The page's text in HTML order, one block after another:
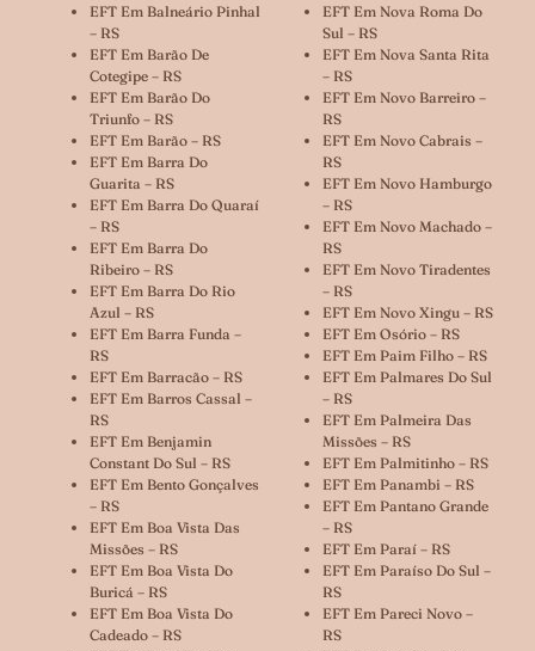
EFT Em Balneário Pinhal
– RS
EFT Em Barão De
Cotegipe – RS
EFT Em Barão Do
Triunfo – RS
EFT Em Barão – RS
EFT Em Barra Do
Guarita – RS
EFT Em Barra Do Quaraí
– RS
EFT Em Barra Do
Ribeiro – RS
EFT Em Barra Do Rio
Azul – RS
EFT Em Barra Funda –
RS
EFT Em Barracão – RS
EFT Em Barros Cassal –
RS
EFT Em Benjamin
Constant Do Sul – RS
EFT Em Bento Gonçalves
– RS
EFT Em Boa Vista Das
Missões – RS
EFT Em Boa Vista Do
Buricá – RS
EFT Em Boa Vista Do
Cadeado – RS
EFT Em Nova Roma Do
Sul – RS
EFT Em Nova Santa Rita
– RS
EFT Em Novo Barreiro –
RS
EFT Em Novo Cabrais –
RS
EFT Em Novo Hamburgo
– RS
EFT Em Novo Machado –
RS
EFT Em Novo Tiradentes
– RS
EFT Em Novo Xingu – RS
EFT Em Osório – RS
EFT Em Paim Filho – RS
EFT Em Palmares Do Sul
– RS
EFT Em Palmeira Das
Missões – RS
EFT Em Palmitinho – RS
EFT Em Panambi – RS
EFT Em Pantano Grande
– RS
EFT Em Paraí – RS
EFT Em Paraíso Do Sul –
RS
EFT Em Pareci Novo –
RS